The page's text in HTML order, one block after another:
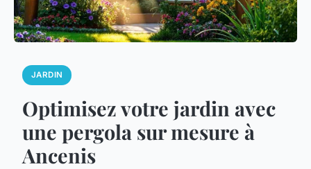
JARDIN
Optimisez votre jardin avec
une pergola sur mesure à
Ancenis